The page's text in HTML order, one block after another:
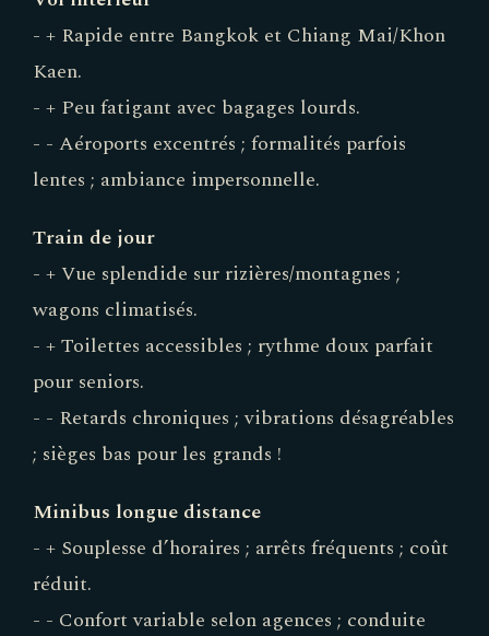
- + Rapide entre Bangkok et Chiang Mai/Khon
Kaen.
- + Peu fatigant avec bagages lourds.
- - Aéroports excentrés ; formalités parfois
lentes ; ambiance impersonnelle.
Train de jour
- + Vue splendide sur rizières/montagnes ;
wagons climatisés.
- + Toilettes accessibles ; rythme doux parfait
pour seniors.
- - Retards chroniques ; vibrations désagréables
; sièges bas pour les grands !
Minibus longue distance
- + Souplesse d’horaires ; arrêts fréquents ; coût
réduit.
- - Confort variable selon agences ; conduite